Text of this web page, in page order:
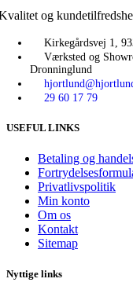
og
Kirkegårdsvej 1,
Værksted og
Dronninglund
29 60 17 79
USEFUL LINKS
Betaling og
Privatlivspolitik
Min konto
Om os
Kontakt
Sitemap
Nyttige links